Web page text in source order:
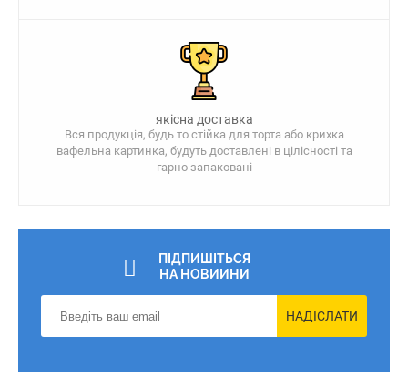
якісна доставка
Вся продукція, будь то стійка для торта або крихка
вафельна картинка, будуть доставлені в цілісності та
гарно запаковані
ПІДПИШІТЬСЯ
НА НОВИИНИ
НАДІСЛАТИ